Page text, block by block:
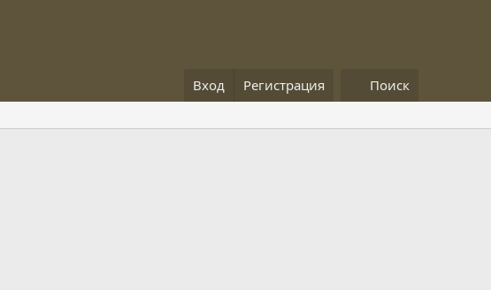
Вход Регистрация Поиск